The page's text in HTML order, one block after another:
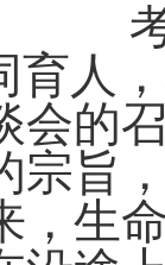
育人
会的
宗旨
，生